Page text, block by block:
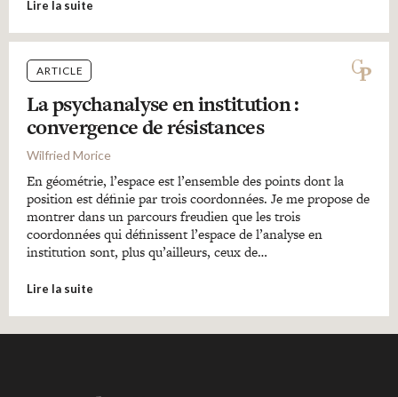
Lire la suite
ARTICLE
La psychanalyse en institution :
convergence de résistances
Wilfried Morice
En géométrie, l’espace est l’ensemble des points dont la
position est définie par trois coordonnées. Je me propose de
montrer dans un parcours freudien que les trois
coordonnées qui définissent l’espace de l’analyse en
institution sont, plus qu’ailleurs, ceux de…
Lire la suite